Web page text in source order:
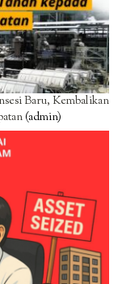
Baru, Kembalikan
(admin)